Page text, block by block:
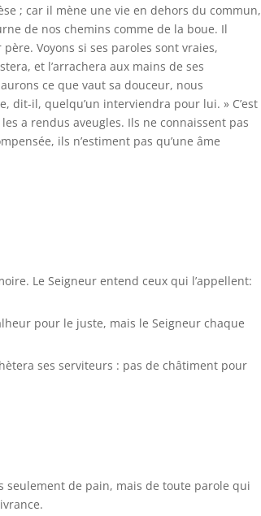
; car il mène une vie en dehors du commun,
de nos chemins comme de la boue. Il
Voyons si ses paroles sont vraies,
et l’arrachera aux mains de ses
ce que vaut sa douceur, nous
dit-il, quelqu’un interviendra pour lui. » C’est
a rendus aveugles. Ils ne connaissent pas
ils n’estiment pas qu’une âme
Le Seigneur entend ceux qui l’appellent:
pour le juste, mais le Seigneur chaque
ses serviteurs : pas de châtiment pour
seulement de pain, mais de toute parole qui